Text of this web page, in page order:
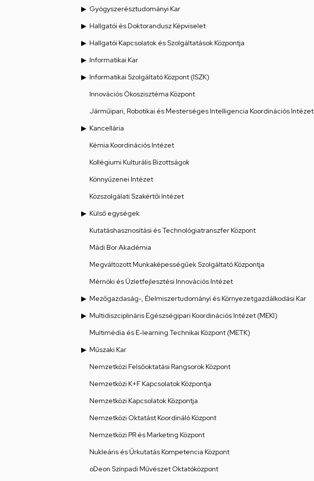
Gyógyszerésztudományi Kar
Hallgatói és Doktorandusz Képviselet
Hallgatói Kapcsolatok és Szolgáltatások Központja
Informatikai Kar
Informatikai Szolgáltató Központ (ISZK)
Innovációs Ökoszisztéma Központ
Járműipari, Robotikai és Mesterséges Intelligencia Koordinációs Intézet
Kancellária
Kémia Koordinációs Intézet
Kollégiumi Kulturális Bizottságok
Könnyűzenei Intézet
Közszolgálati Szakértői Intézet
Külső egységek
Kutatáshasznosítási és Technológiatranszfer Központ
Mádi Bor Akadémia
Megváltozott Munkaképességűek Szolgáltató Központja
Mérnöki és Üzletfejlesztési Innovációs Intézet
Mezőgazdaság-, Élelmiszertudományi és Környezetgazdálkodási Kar
Multidiszciplináris Egészségipari Koordinációs Intézet (MEKI)
Multimédia és E-learning Technikai Központ (METK)
Műszaki Kar
Nemzetközi Felsőoktatási Rangsorok Központ
Nemzetközi K+F Kapcsolatok Központja
Nemzetközi Kapcsolatok Központja
Nemzetközi Oktatást Koordináló Központ
Nemzetközi PR és Marketing Központ
Nukleáris és Űrkutatás Kompetencia Központ
oDeon Színpadi Művészet Oktatóközpont